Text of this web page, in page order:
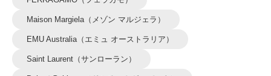
Maison Margiela（メゾン マルジェラ）
EMU Australia（エミュ オーストラリア）
Saint Laurent（サンローラン）